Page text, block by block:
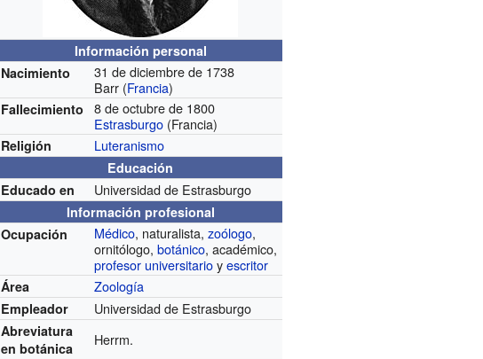
Información personal
Nacimiento
31 de diciembre de 1738
Barr (Francia)
Fallecimiento
8 de octubre de 1800
Estrasburgo (Francia)
Religión Luteranismo
Educación
Educado en
Universidad de Estrasburgo
Información profesional
Ocupación
Médico, naturalista,zoólogo,
ornitólogo,botánico, académico,
profesor universitarioyescritor
Área Zoología
Empleador Universidad de Estrasburgo
Abreviatura
en botánica
Herrm.